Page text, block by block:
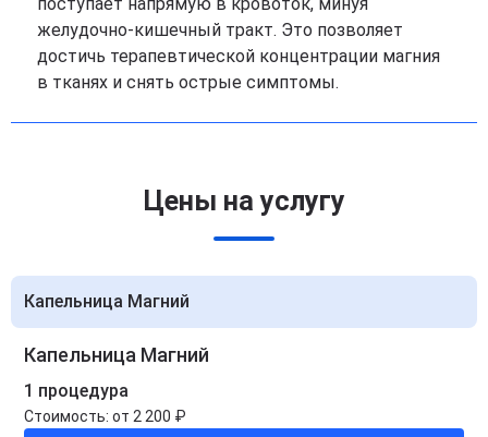
желудочно-кишечный тракт. Это позволяет
достичь терапевтической концентрации магния
в тканях и снять острые симптомы.
Цены на услугу
Капельница Магний
Капельница Магний
1 процедура
Стоимость: от 2 200 ₽